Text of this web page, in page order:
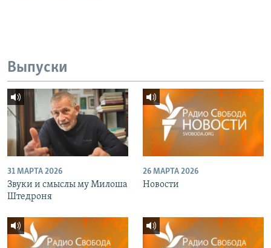
Выпуски
31 МАРТА 2026
Звуки и смыслы му Милоша
Штедроня
26 МАРТА 2026
Новости